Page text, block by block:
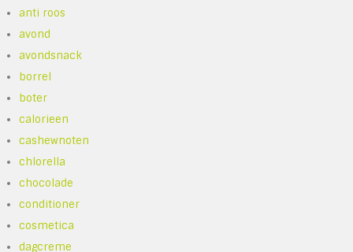
anti roos
avond
avondsnack
borrel
boter
calorieen
cashewnoten
chlorella
chocolade
conditioner
cosmetica
dagcreme